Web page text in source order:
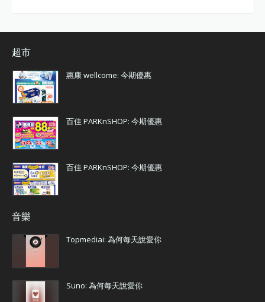
超市
惠康 wellcome: 今期優惠
百佳 PARKnSHOP: 今期優惠
百佳 PARKnSHOP: 今期優惠
音樂
Topmediai: 為何每天說愛你
Suno: 為何每天說愛你